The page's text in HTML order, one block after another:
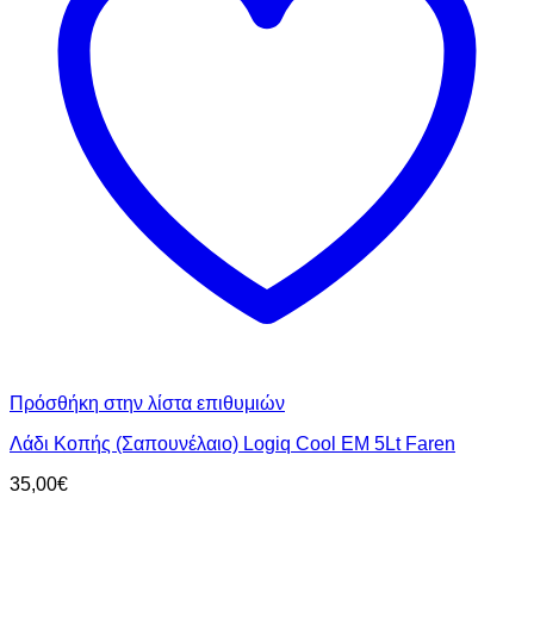
Πρόσθήκη στην λίστα επιθυμιών
Λάδι Κοπής (Σαπουνέλαιο) Logiq Cool EM 5Lt Faren
35,00€